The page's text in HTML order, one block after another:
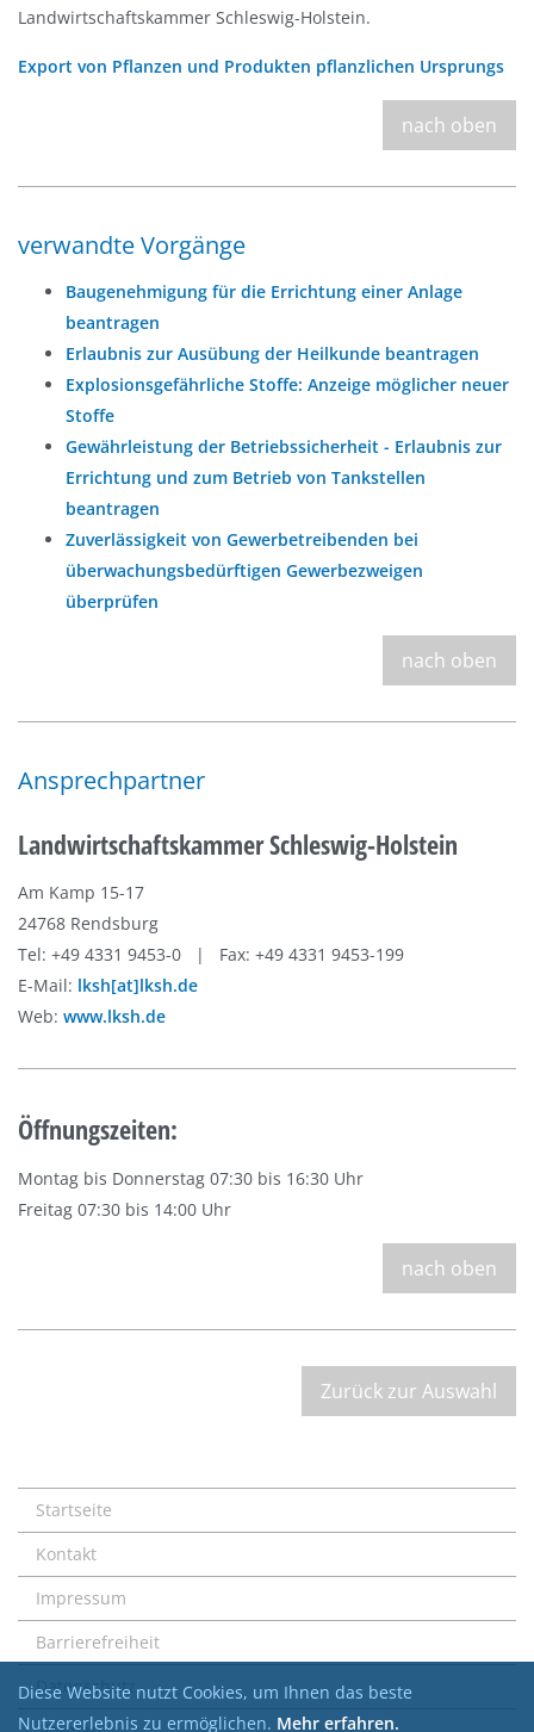
Landwirtschaftskammer Schleswig-Holstein.
Export von Pflanzen und Produkten pflanzlichen Ursprungs
nach oben
verwandte Vorgänge
Baugenehmigung für die Errichtung einer Anlage
beantragen
Erlaubnis zur Ausübung der Heilkunde beantragen
Explosionsgefährliche Stoffe: Anzeige möglicher neuer
Stoffe
Gewährleistung der Betriebssicherheit - Erlaubnis zur
Errichtung und zum Betrieb von Tankstellen
beantragen
Zuverlässigkeit von Gewerbetreibenden bei
überwachungsbedürftigen Gewerbezweigen
überprüfen
nach oben
Ansprechpartner
Landwirtschaftskammer Schleswig-Holstein
Am Kamp 15-17
24768 Rendsburg
Tel: +49 4331 9453-0 | Fax: +49 4331 9453-199
E-Mail: lksh[at]lksh.de
Web: www.lksh.de
Öffnungszeiten:
Montag bis Donnerstag 07:30 bis 16:30 Uhr
Freitag 07:30 bis 14:00 Uhr
nach oben
Zurück zur Auswahl
Startseite
Kontakt
Impressum
Barrierefreiheit
Datenschutz
Diese Website nutzt Cookies, um Ihnen das beste
Nutzererlebnis zu ermöglichen. Mehr erfahren.